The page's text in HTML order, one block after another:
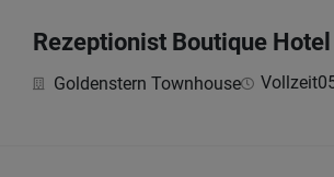
Rezeptionist Boutique
Goldenstern Townhouse Vollzeit